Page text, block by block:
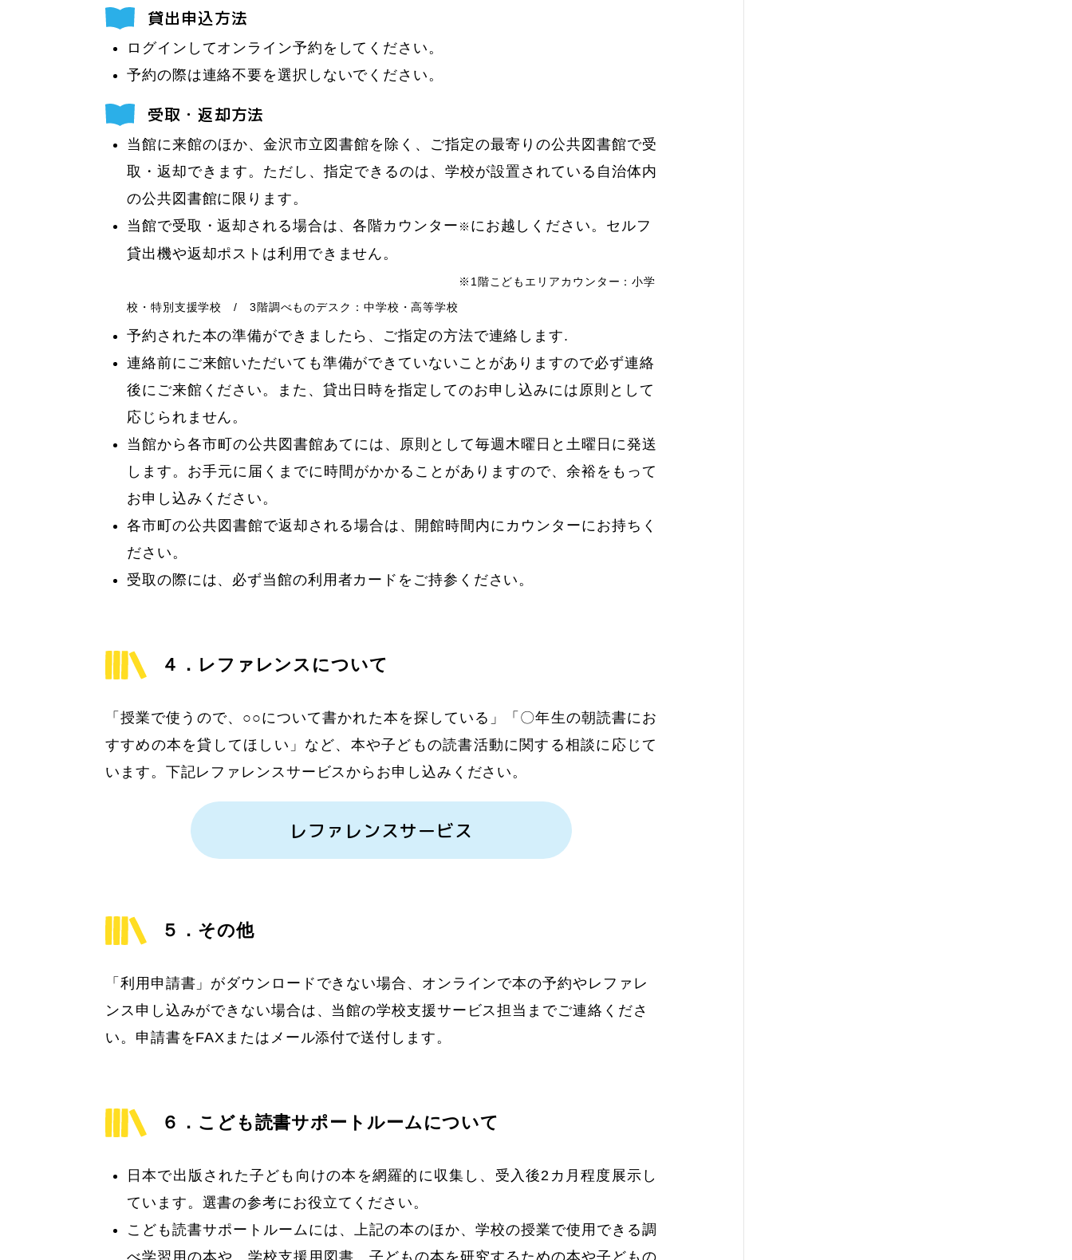
貸出申込方法
ログインしてオンライン予約をしてください。
予約の際は連絡不要を選択しないでください。
受取・返却方法
当館に来館のほか、金沢市立図書館を除く、ご指定の最寄りの公共図書館で受
取・返却できます。ただし、指定できるのは、学校が設置されている自治体内
の公共図書館に限ります。
当館で受取・返却される場合は、各階カウンター ※ にお越しください。セルフ
貸出機や返却ポストは利用できません。
※1階こどもエリアカウンター：小学
校・特別支援学校 / 3階調べものデスク：中学校・高等学校
予約された本の準備ができましたら、ご指定の方法で連絡します.
連絡前にご来館いただいても準備ができていないことがありますので必ず連絡
後にご来館ください。また、貸出日時を指定してのお申し込みには原則として
応じられません。
当館から各市町の公共図書館あてには、原則として毎週木曜日と土曜日に発送
します。お手元に届くまでに時間がかかることがありますので、余裕をもって
お申し込みください。
各市町の公共図書館で返却される場合は、開館時間内にカウンターにお持ちく
ださい。
受取の際には、必ず当館の利用者カードをご持参ください。
４．レファレンスについて
「授業で使うので、○○について書かれた本を探している」「〇年生の朝読書にお
すすめの本を貸してほしい」など、本や子どもの読書活動に関する相談に応じて
います。下記レファレンスサービスからお申し込みください。
レファレンスサービス
５．その他
「利用申請書」がダウンロードできない場合、オンラインで本の予約やレファレ
ンス申し込みができない場合は、当館の学校支援サービス担当までご連絡くださ
い。申請書をFAXまたはメール添付で送付します。
６．こども読書サポートルームについて
日本で出版された子ども向けの本を網羅的に収集し、受入後2カ月程度展示し
ています。選書の参考にお役立てください。
こども読書サポートルームには、上記の本のほか、学校の授業で使用できる調
べ学習用の本や、学校支援用図書、子どもの本を研究するための本や子どもの